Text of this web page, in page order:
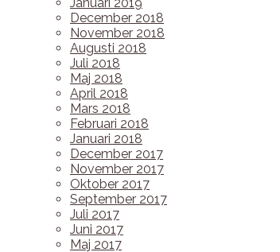
December 2018
November 2018
Augusti 2018
Juli 2018
Maj 2018
April 2018
Mars 2018
Februari 2018
Januari 2018
December 2017
November 2017
Oktober 2017
September 2017
Juli 2017
Juni 2017
Maj 2017